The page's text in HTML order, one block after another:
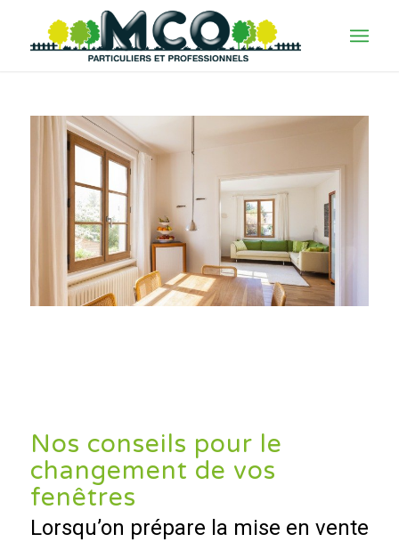
Nos conseils pour le
changement de vos
fenêtres
Lorsqu’on prépare la mise en vente